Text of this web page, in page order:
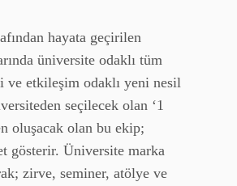
hayata geçirilen
üniversite odaklı tüm
ve etkileşim odaklı yeni nesil
seçilecek olan ‘1
oluşacak olan bu ekip;
gösterir. Üniversite marka
zirve, seminer, atölye ve